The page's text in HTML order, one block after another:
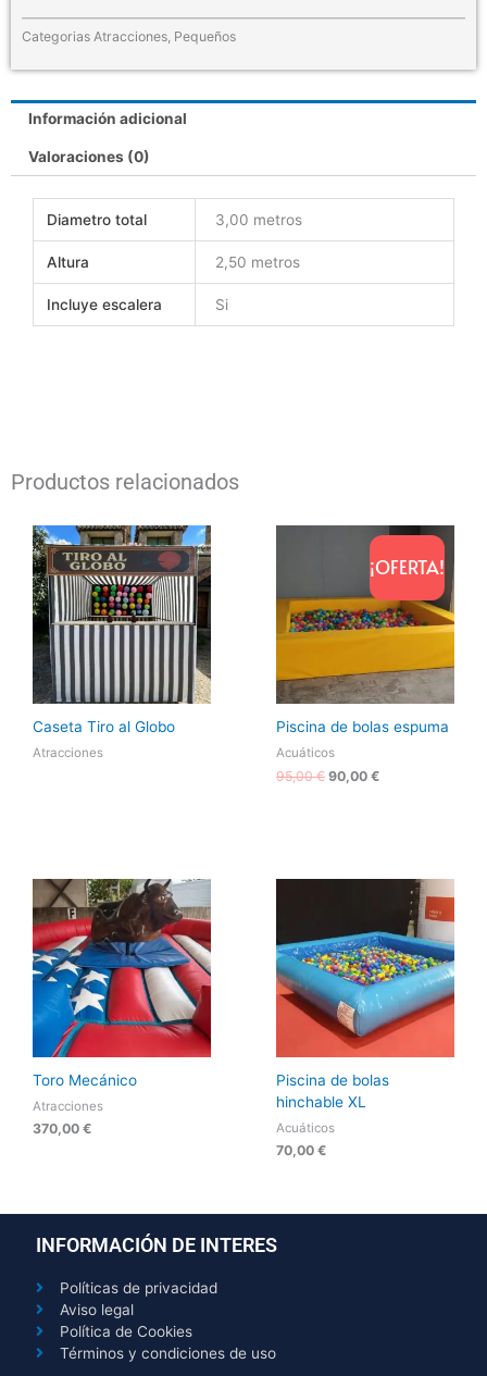
r
o
n
f
c
r
o
n
p
n
r
Categorias Atracciones Pequeños
Información adicional
Valoraciones (0)
Diametro total 3,00 metros
Altura 2,50 metros
Incluye escalera Si
Productos relacionados
Caseta Tiro al Globo
Atracciones
¡OFERTA!
Piscina de bolas espuma
Acuáticos
95,00€
original
95,00 €.
90,00 €
El
actual
90,00 €.
Toro Mecánico
Atracciones
370,00 €
Piscina de bolas
hinchable XL
Acuáticos
70,00 €
INFORMACIÓN DE INTERES
Políticas de privacidad
Aviso legal
Política de Cookies
Términos y condiciones de uso